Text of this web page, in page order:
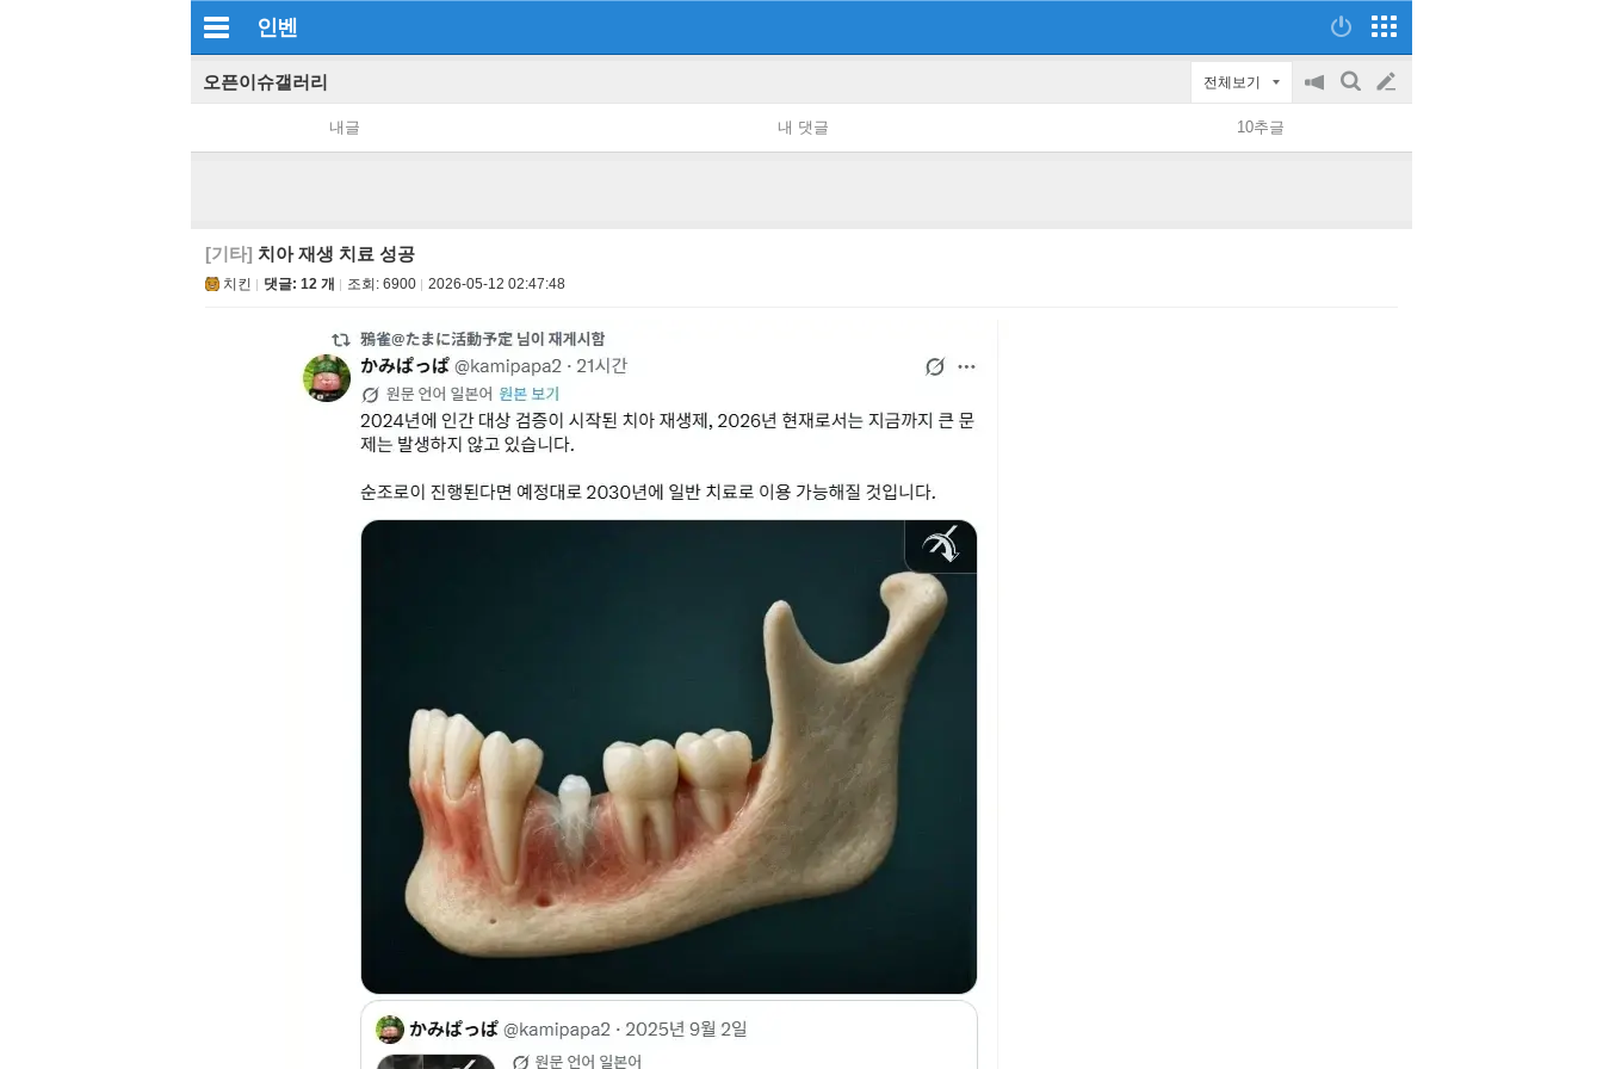
인벤
오픈이슈갤러리 전체보기
공
on/off
검
글
쓰
내글 내 댓글 10추글
[기타] 치아 재생 치료 성공
치킨 댓글: 12 개 조회: 6900 2026-05-12 02:47:48